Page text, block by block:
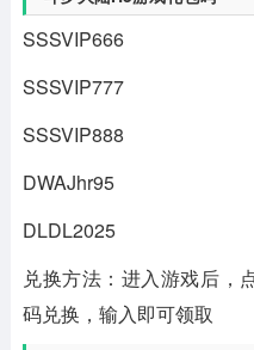
SSSVIP666
SSSVIP777
SSSVIP888
DWAJhr95
DLDL2025
兑换方法：进入游戏后，
码兑换，输入即可领取